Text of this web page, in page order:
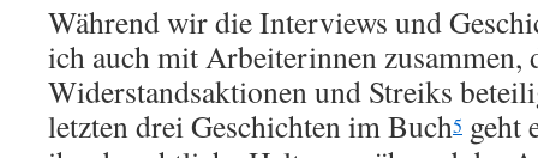
Während wir die Interviews und
ich auch mit Arbeiterinnen zusammen,
Widerstandsaktionen und Streiks
letzten drei Geschichten im Buch5 geht